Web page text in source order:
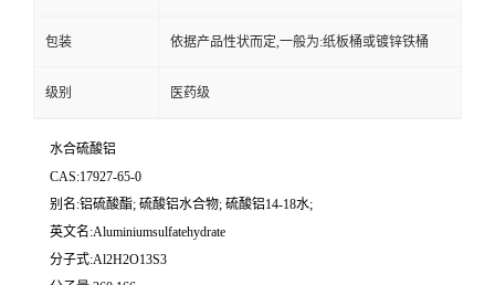
包装 依据产品性状而定,一般为:纸板桶或镀锌铁桶
级别 医药级
水合硫酸铝
CAS:17927-65-0
别名:铝硫酸酯; 硫酸铝水合物; 硫酸铝14-18水;
英文名:Aluminiumsulfatehydrate
分子式:Al2H2O13S3